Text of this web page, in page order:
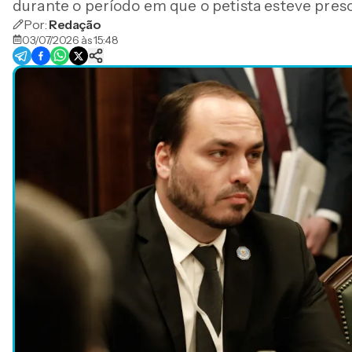
durante o período em que o petista esteve
Por: Redação
03/07/2026 às 15:48